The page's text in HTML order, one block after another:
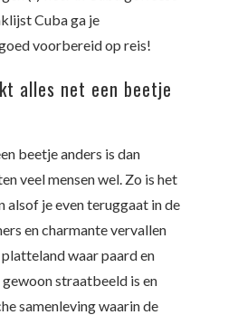
Cuba ga je
voorbereid op reis!
alles net een beetje
beetje anders is dan
veel mensen wel. Zo is het
alsof je even teruggaat in de
en charmante vervallen
waar paard en
gewoon straatbeeld is en
samenleving waarin de